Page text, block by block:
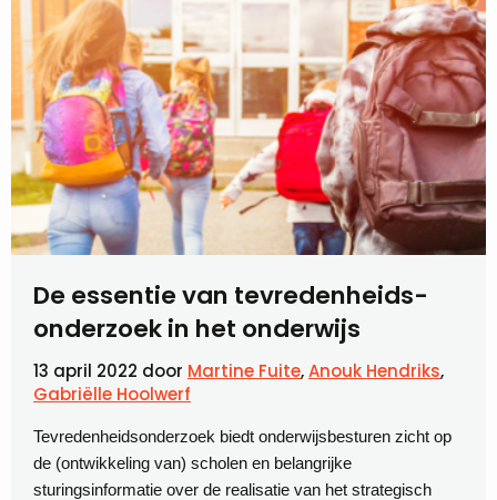
De essentie van tevredenheids­
onderzoek in het onderwijs
13 april 2022 door Martine Fuite,Anouk Hendriks,
Gabriëlle Hoolwerf
Tevredenheidsonderzoek biedt onderwijsbesturen zicht op
de (ontwikkeling van) scholen en belangrijke
sturingsinformatie over de realisatie van het strategisch